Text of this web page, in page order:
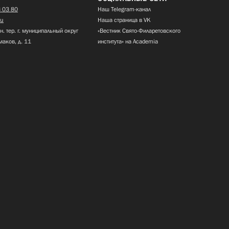
03 80
тер. г. муниципальный округ
д. 11
Наш Telegram-канал
Наша страница в VK
«Вестник Свято-Филаретовского
института» на Academia